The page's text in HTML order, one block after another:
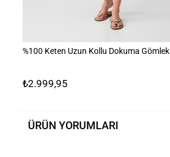
%100 Keten Uzun Kollu Dokuma Gömlek
₺2.999,95
ÜRÜN YORUMLARI